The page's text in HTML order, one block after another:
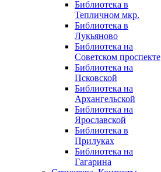
Библиотека в
Тепличном мкр.
Библиотека в
Лукьяново
Библиотека на
Советском проспекте
Библиотека на
Псковской
Библиотека на
Архангельской
Библиотека на
Ярославской
Библиотека в
Прилуках
Библиотека на
Гагарина